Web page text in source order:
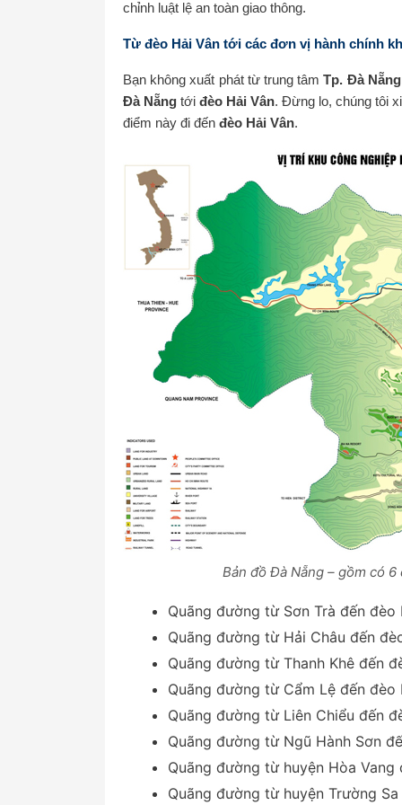
chỉnh luật lệ an toàn giao thông.
Từ đèo Hải Vân tới các đơn vị hành chính
Bạn không xuất phát từ trung tâmTp. Đà Nẵng
Đà Nẵng tới đèo Hải Vân. Đừng lo, chúng tôi
điểm này đi đến đèo Hải Vân.
Bản đồ Đà Nẵng – gồm có
Quãng đường từ Sơn Trà đến đèo
Quãng đường từ Hải Châu đến
Quãng đường từ Thanh Khê đến
Quãng đường từ Cẩm Lệ đến đèo
Quãng đường từ Liên Chiểu đến
Quãng đường từ Ngũ Hành Sơn
Quãng đường từ huyện Hòa
Quãng đường từ huyện Trường